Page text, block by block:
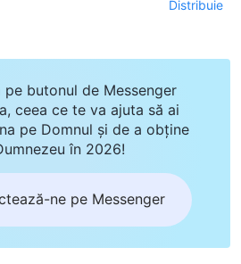
Distribuie
butonul de Messenger
ceea ce te va ajuta să ai
pe Domnul și de a obține
în 2026!
ne pe Messenger